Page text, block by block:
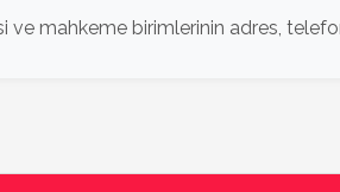
ve mahkeme birimlerinin adres,